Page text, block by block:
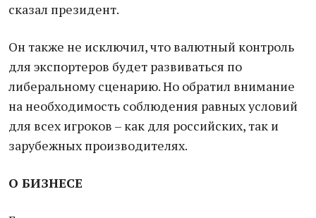
сказал президент.
Он также не исключил, что валютный контроль
для экспортеров будет развиваться по
либеральному сценарию. Но обратил внимание
на необходимость соблюдения равных условий
для всех игроков – как для российских, так и
зарубежных производителях.
О БИЗНЕСЕ